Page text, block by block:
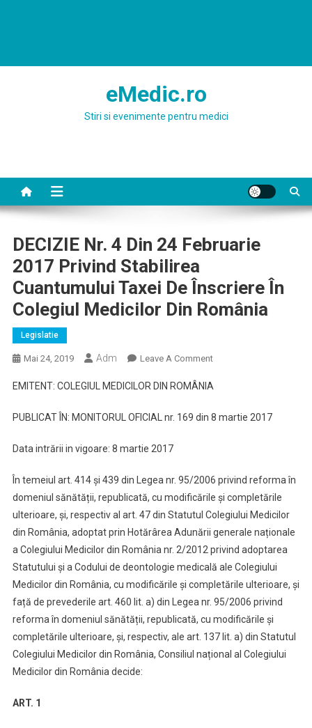
eMedic.ro
Stiri si evenimente pentru medici
DECIZIE Nr. 4 Din 24 Februarie
2017 Privind Stabilirea
Cuantumului Taxei De Înscriere În
Colegiul Medicilor Din România
Legislatie
Mai 24, 2019 Adm Leave A CommentOn
Nr.
Din
Privind
Stabilirea
Cuantumului
Taxei
De
Înscriere
În
Colegiul
Medicilor
Din
EMITENT: COLEGIUL MEDICILOR DIN ROMÂNIA
PUBLICAT ÎN: MONITORUL OFICIAL nr. 169 din 8 martie 2017
Data intrării in vigoare: 8 martie 2017
În temeiul art. 414 și 439 din Legea nr. 95/2006 privind reforma în
domeniul sănătății, republicată, cu modificările și completările
ulterioare, și, respectiv al art. 47 din Statutul Colegiului Medicilor
din România, adoptat prin Hotărârea Adunării generale naționale
a Colegiului Medicilor din România nr. 2/2012 privind adoptarea
Statutului și a Codului de deontologie medicală ale Colegiului
Medicilor din România, cu modificările și completările ulterioare, și
față de prevederile art. 460 lit. a) din Legea nr. 95/2006 privind
reforma în domeniul sănătății, republicată, cu modificările și
completările ulterioare, și, respectiv, ale art. 137 lit. a) din Statutul
Colegiului Medicilor din România, Consiliul național al Colegiului
Medicilor din România decide:
ART. 1